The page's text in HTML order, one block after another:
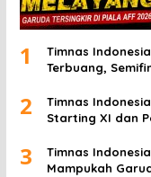
1
Timnas
Terbuang,
2
Timnas
Starting XI dan
3
Timnas
Mampukah